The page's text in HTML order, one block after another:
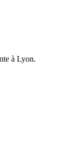
à Lyon.